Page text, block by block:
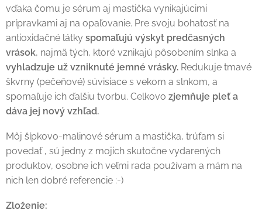
vďaka čomu je sérum aj mastička vynikajúcimi
prípravkami aj na opaľovanie. Pre svoju bohatosť na
antioxidačné látky spomaľujú výskyt predčasných
vrások, najmä tých, ktoré vznikajú pôsobením slnka a
vyhladzuje už vzniknuté jemné vrásky. Redukuje tmavé
škvrny (pečeňové) súvisiace s vekom a slnkom, a
spomaľuje ich ďalšiu tvorbu. Celkovo zjemňuje pleť a
dáva jej nový vzhľad.
Môj šípkovo-malinové sérum a mastička, trúfam si
povedať , sú jedny z mojich skutočne vydarených
produktov, osobne ich veľmi rada používam a mám na
nich len dobré referencie :-)
Zloženie: